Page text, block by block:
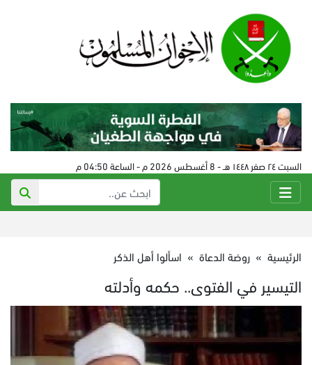
السبت ٢٤ صفر ١٤٤٨ هـ - 8 أغسطس 2026 م - الساعة 04:50 م
الرئيسية » روضة الدعاة » اسألوا أهل الذكر
التيسير في الفتوى.. حكمه وأدلته